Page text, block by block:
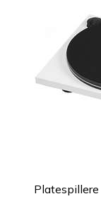
Platespillere